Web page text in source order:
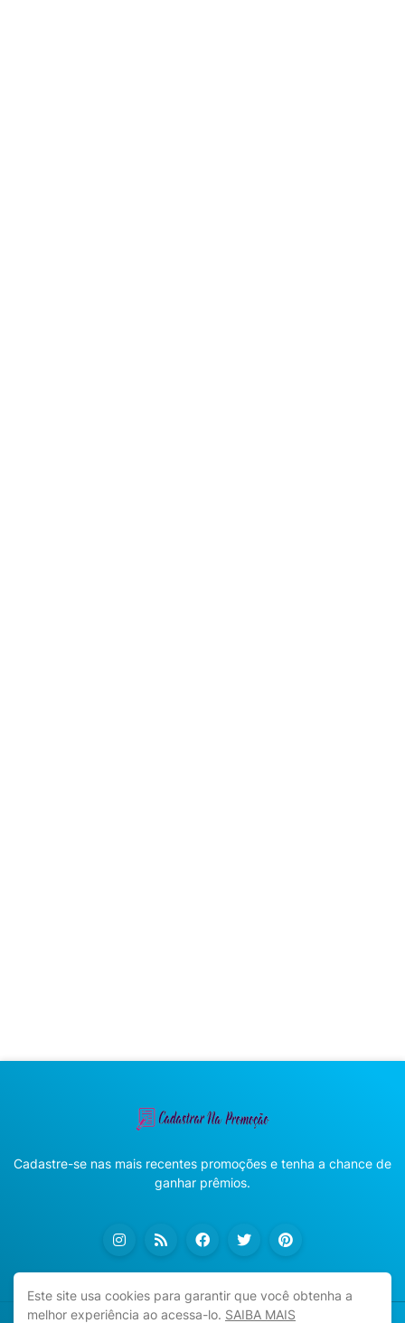
Cadastre-se nas mais recentes promoções e tenha a chance de
ganhar prêmios.
Este site usa cookies para garantir que você obtenha a
melhor experiência ao acessa-lo. SAIBA MAIS